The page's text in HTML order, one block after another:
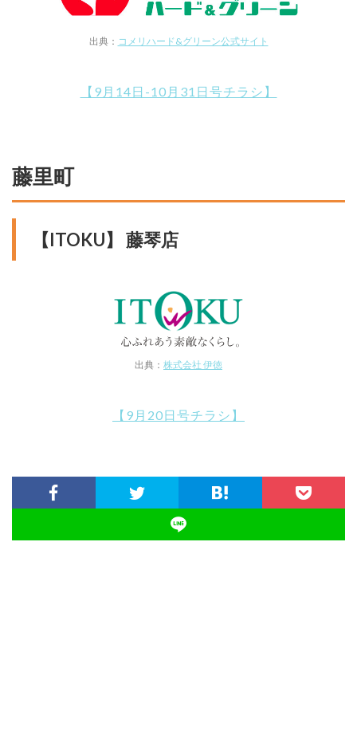
出典： コメリハード&グリーン公式サイト
【9月14日-10月31日号チラシ】
藤里町
【ITOKU】 藤琴店
出典： 株式会社 伊徳
【9月20日号チラシ】